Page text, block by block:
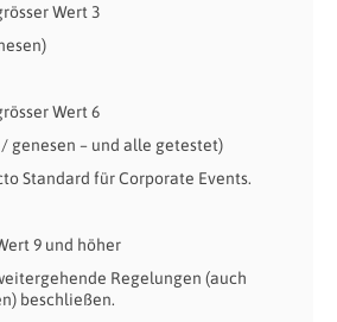
Wert 3
Wert 6
genesen – und alle getestet)
Standard für Corporate Events.
9 und höher
Regelungen (auch
beschließen.